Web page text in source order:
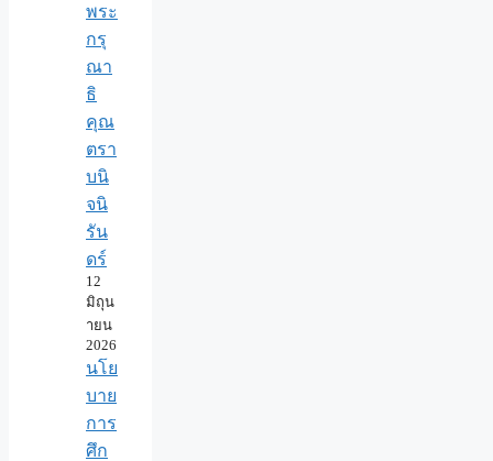
พระ
กรุ
ณา
ธิ
คุณ
ตรา
บนิ
จนิ
รัน
ดร์
12
มิถุน
ายน
2026
นโย
บาย
การ
ศึก